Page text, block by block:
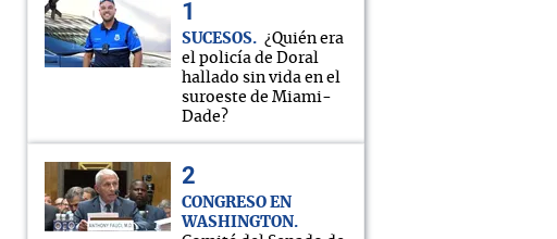
SUCESOS
¿Quién era
el policía de Doral
hallado sin vida en el
suroeste de Miami-
Dade?
CONGRESO EN
WASHINGTON